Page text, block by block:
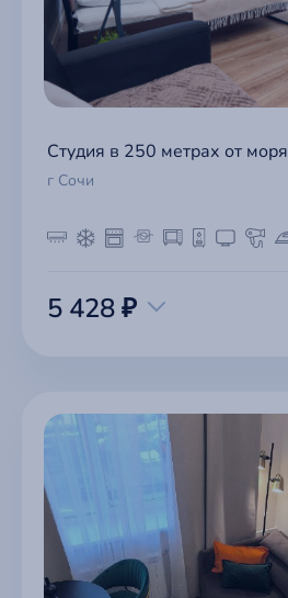
Студия в 250 метрах от моря
г Сочи
5 428 ₽